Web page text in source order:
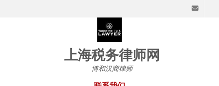
上海税务律师网
博和汉商律师